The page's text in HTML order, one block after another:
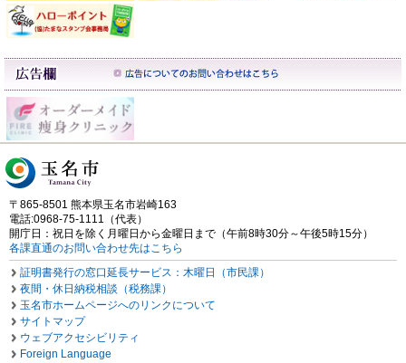
〒865-8501 熊本県玉名市岩崎163
電話:0968-75-1111（代表）
開庁日：祝日を除く月曜日から金曜日まで（午前8時30分～午後5時15分）
各課直通のお問い合わせ先はこちら
証明書発行の窓口延長サービス：木曜日（市民課）
夜間・休日納税相談（税務課）
玉名市ホームページへのリンクについて
サイトマップ
ウェブアクセシビリティ
Foreign Language